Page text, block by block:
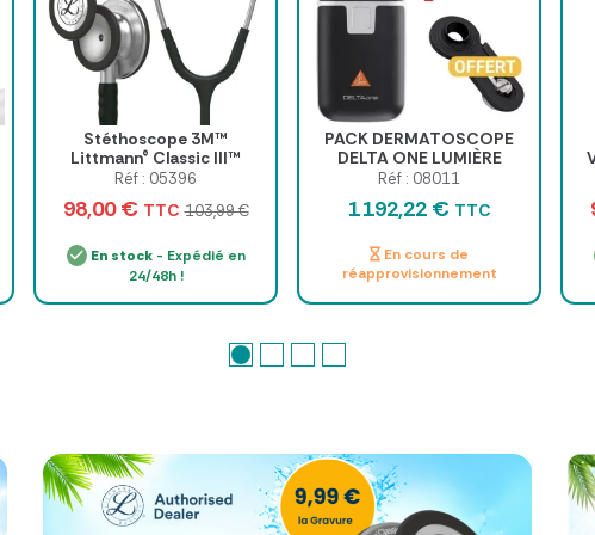
Stéthoscope 3M™
Littmann® Classic III™
Réf : 05396
98,00 € TTC 103,99 €
En stock- Expédié en
24/48h !
PACK DERMATOSCOPE
DELTA ONE LUMIÈRE
POLARISÉE HEINE -
Réf : 08011
1 192,22 € TTC
En cours de
réapprovisionnement